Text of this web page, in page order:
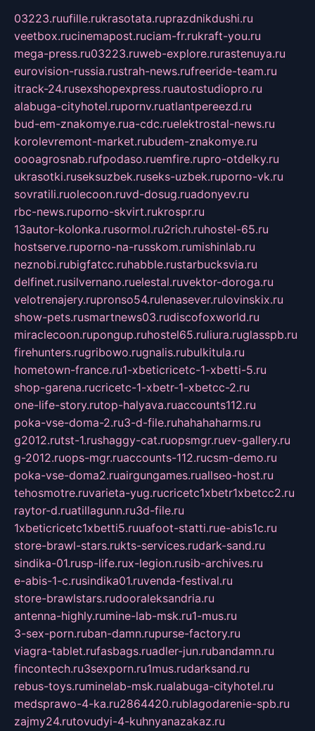
03223.ruufille.rukrasotata.ruprazdnikdushi.ru
veetbox.rucinemapost.ruciam-fr.rukraft-you.ru
mega-press.ru03223.ruweb-explore.rurastenuya.ru
eurovision-russia.rustrah-news.rufreeride-team.ru
itrack-24.rusexshopexpress.ruautostudiopro.ru
alabuga-cityhotel.rupornv.ruatlantpereezd.ru
bud-em-znakomye.rua-cdc.ruelektrostal-news.ru
korolevremont-market.rubudem-znakomye.ru
oooagrosnab.rufpodaso.ruemfire.rupro-otdelky.ru
ukrasotki.ruseksuzbek.ruseks-uzbek.ruporno-vk.ru
sovratili.ruolecoon.ruvd-dosug.ruadonyev.ru
rbc-news.ruporno-skvirt.rukrospr.ru
13autor-kolonka.rusormol.ru2rich.ruhostel-65.ru
hostserve.ruporno-na-russkom.rumishinlab.ru
neznobi.rubigfatcc.ruhabble.rustarbucksvia.ru
delfinet.rusilvernano.ruelestal.ruvektor-doroga.ru
velotrenajery.rupronso54.rulenasever.rulovinskix.ru
show-pets.rusmartnews03.rudiscofoxworld.ru
miraclecoon.rupongup.ruhostel65.ruliura.ruglasspb.ru
firehunters.rugribowo.rugnalis.rubulkitula.ru
hometown-france.ru1-xbeticricetc-1-xbetti-5.ru
shop-garena.rucricetc-1-xbetr-1-xbetcc-2.ru
one-life-story.rutop-halyava.ruaccounts112.ru
poka-vse-doma-2.ru3-d-file.ruhahahaharms.ru
g2012.rutst-1.rushaggy-cat.ruopsmgr.ruev-gallery.ru
g-2012.ruops-mgr.ruaccounts-112.rucsm-demo.ru
poka-vse-doma2.ruairgungames.ruallseo-host.ru
tehosmotre.ruvarieta-yug.rucricetc1xbetr1xbetcc2.ru
raytor-d.ruatillagunn.ru3d-file.ru
1xbeticricetc1xbetti5.ruuafoot-statti.rue-abis1c.ru
store-brawl-stars.rukts-services.rudark-sand.ru
sindika-01.rusp-life.rux-legion.rusib-archives.ru
e-abis-1-c.rusindika01.ruvenda-festival.ru
store-brawlstars.rudooraleksandria.ru
antenna-highly.rumine-lab-msk.ru1-mus.ru
3-sex-porn.ruban-damn.rupurse-factory.ru
viagra-tablet.rufasbags.ruadler-jun.rubandamn.ru
fincontech.ru3sexporn.ru1mus.rudarksand.ru
rebus-toys.ruminelab-msk.rualabuga-cityhotel.ru
medsprawo-4-ka.ru2864420.rublagodarenie-spb.ru
zajmy24.rutovudyi-4-kuhnyanazakaz.ru